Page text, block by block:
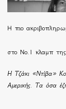
H πιο
στο Νο.1 κλαμπ
Η Τζάκι «Ντίβα»
Αμερικής. Τα όσα